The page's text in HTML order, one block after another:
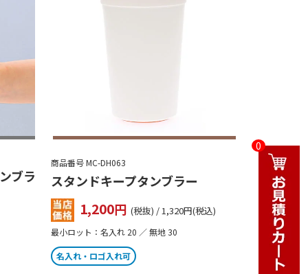
ブラ
商品番号 MC-DH063
スタンドキープタンブラー
1,200円 (税抜) / 1,320円(税込)
最小ロット：名入れ 20 ／ 無地 30
名入れ・ロゴ入れ可
0